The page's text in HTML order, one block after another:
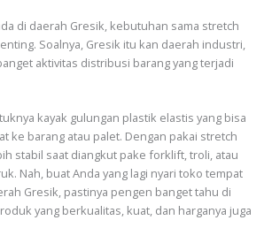
di daerah Gresik, kebutuhan sama stretch
Soalnya, Gresik itu kan daerah industri,
aktivitas distribusi barang yang terjadi
kayak gulungan plastik elastis yang bisa
ke barang atau palet. Dengan pakai stretch
stabil saat diangkut pake forklift, troli, atau
Nah, buat Anda yang lagi nyari toko tempat
Gresik, pastinya pengen banget tahu di
yang berkualitas, kuat, dan harganya juga